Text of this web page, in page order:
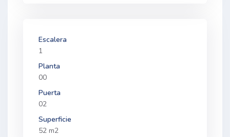
Escalera
1
Planta
00
Puerta
02
Superficie
52 m2